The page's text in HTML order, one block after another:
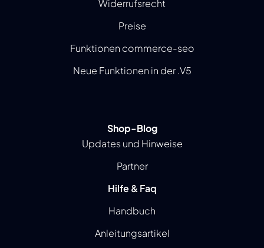
Widerrufsrecht
Preise
Funktionen commerce-seo
Neue Funktionen in der .V5
Shop-Blog
Updates und Hinweise
Partner
Hilfe & Faq
Handbuch
Anleitungsartikel